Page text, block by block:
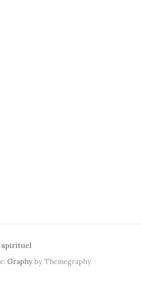
Graphy by Themegraphy